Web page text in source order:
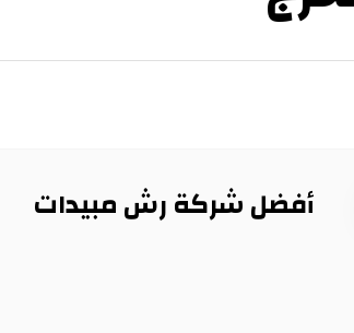
أفضل شركة رش مبيدات